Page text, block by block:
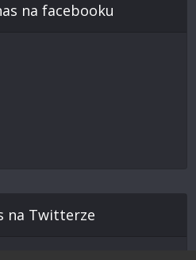
na facebooku
na Twitterze